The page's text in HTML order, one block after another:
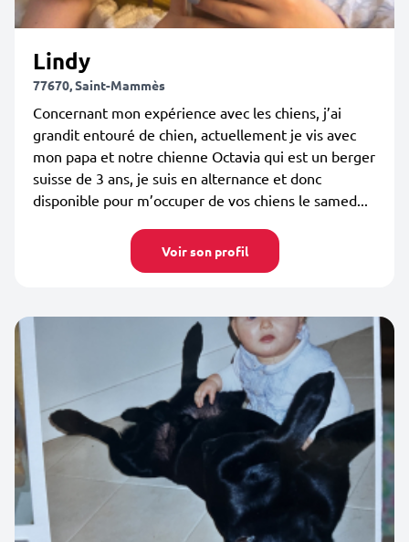
Lindy
77670, Saint-Mammès
Concernant mon expérience avec les chiens, j’ai
grandit entouré de chien, actuellement je vis avec
mon papa et notre chienne Octavia qui est un berger
suisse de 3 ans, je suis en alternance et donc
disponible pour m’occuper de vos chiens le samed...
Voir son profil